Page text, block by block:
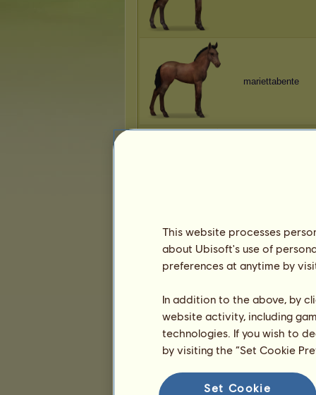
mariettabente
Draedanox
This website processes
about Ubisoft's use of
preferences at anytime by
In addition to the above, by
website activity, including
technologies. If you wish to
by visiting the “Set Cookie
Set Cookie